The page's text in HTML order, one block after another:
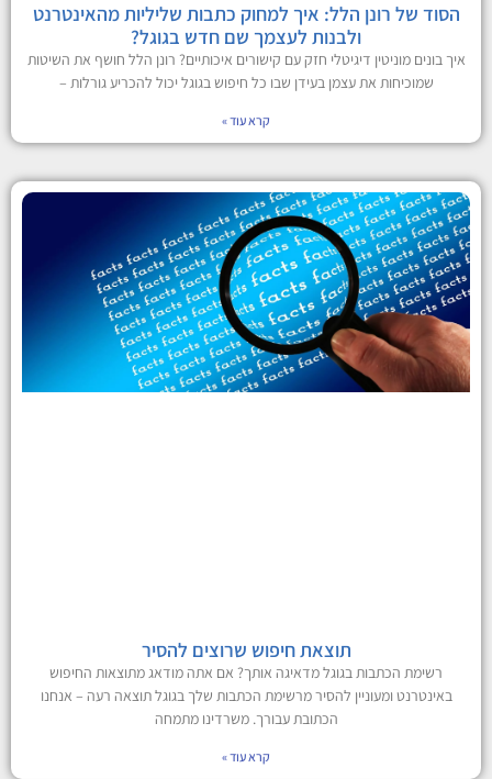
הסוד של רונן הלל: איך למחוק כתבות שליליות מהאינטרנט
ולבנות לעצמך שם חדש בגוגל?
איך בונים מוניטין דיגיטלי חזק עם קישורים איכותיים? רונן הלל חושף את השיטות
שמוכיחות את עצמן בעידן שבו כל חיפוש בגוגל יכול להכריע גורלות –
קרא עוד »
תוצאת חיפוש שרוצים להסיר
רשימת הכתבות בגוגל מדאיגה אותך? אם אתה מודאג מתוצאות החיפוש
באינטרנט ומעוניין להסיר מרשימת הכתבות שלך בגוגל תוצאה רעה – אנחנו
הכתובת עבורך. משרדינו מתמחה
קרא עוד »